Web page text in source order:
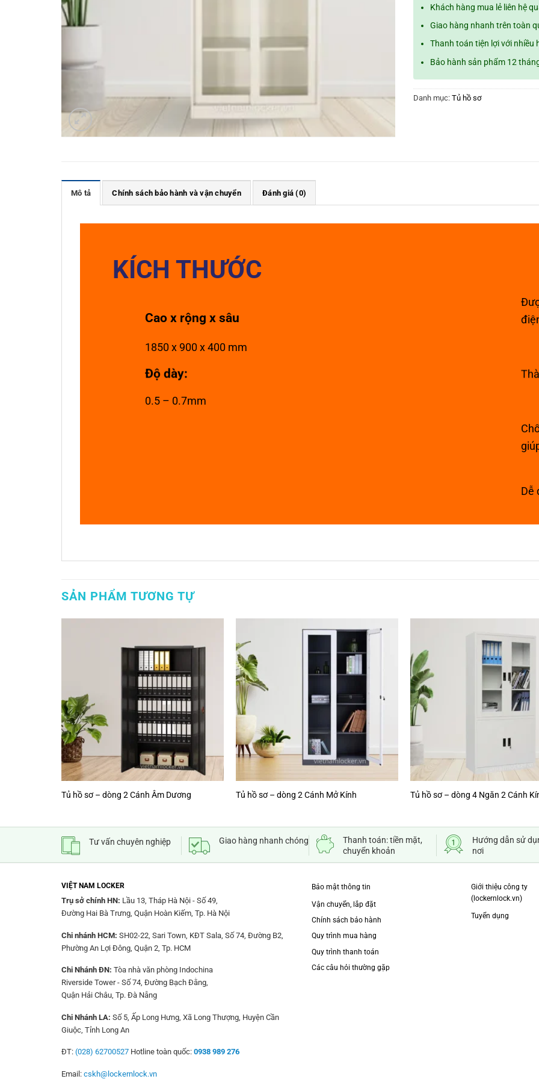
Khách hàng mua lẻ liên hệ
Giao hàng nhanh trên toàn
Thanh toán tiện lợi với nhiều
Bảo hành sản phẩm 12
Danh mục: Tủ hồ sơ
Mô tả Chính sách bảo hành và vận chuyển Đánh giá (0)
KÍCH THƯỚC
Cao x rộng x sâu
1850 x 900 x 400 mm
Độ dày:
0.5 – 0.7mm
Dễ
SẢN PHẨM TƯƠNG TỰ
Tủ hồ sơ – dòng 2 Cánh Âm Dương Tủ hồ sơ – dòng 2 Cánh Mở Kính Tủ hồ sơ – dòng 4 Ngăn 2 Cánh
Tư vấn chuyên nghiệp Giao hàng nhanh chóng
Thanh toán: tiền mặt,
chuyển khoản
Hướng dẫn sử
nơi
VIỆT NAM LOCKER
Trụ sở chính HN: Lầu 13, Tháp Hà Nội - Số 49,
Đường Hai Bà Trưng, Quận Hoàn Kiếm, Tp. Hà Nội
Chi nhánh HCM: SH02-22, Sari Town, KĐT Sala, Số 74, Đường B2,
Phường An Lợi Đông, Quận 2, Tp. HCM
Chi Nhánh ĐN: Tòa nhà văn phòng Indochina
Riverside Tower - Số 74, Đường Bạch Đằng,
Quận Hải Châu, Tp. Đà Nẵng
Chi Nhánh LA: Số 5, Ấp Long Hưng, Xã Long Thượng, Huyện Cần
Giuộc, Tỉnh Long An
ĐT: (028) 62700527 Hotline toàn quốc: 0938 989 276
Email: cskh@lockernlock.vn
Bảo mật thông tin
Vận chuyển, lắp đặt
Chính sách bảo hành
Quy trình mua hàng
Quy trình thanh toán
Các câu hỏi thường gặp
Giới thiệu công ty
(lockernlock.vn)
Tuyển dụng